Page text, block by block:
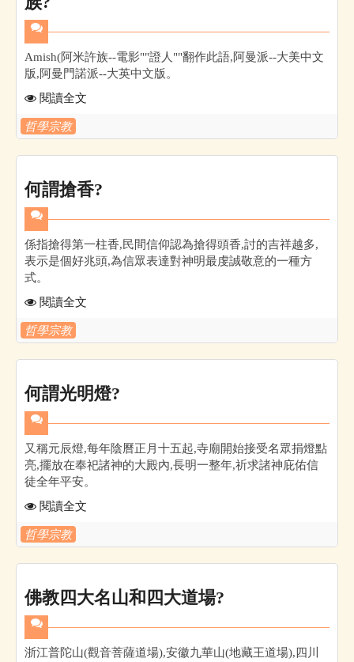
Amish(阿米許族--電影""證人""翻作此語,阿曼派--大美中文
版,阿曼門諾派--大英中文版。
閱讀全文
哲學宗教
何謂搶香?
係指搶得第一柱香,民間信仰認為搶得頭香,討的吉祥越多,
表示是個好兆頭,為信眾表達對神明最虔誠敬意的一種方
式。
閱讀全文
哲學宗教
何謂光明燈?
又稱元辰燈,每年陰曆正月十五起,寺廟開始接受名眾捐燈點
亮,擺放在奉祀諸神的大殿內,長明一整年,祈求諸神庇佑信
徒全年平安。
閱讀全文
哲學宗教
佛教四大名山和四大道場?
浙江普陀山(觀音菩薩道場),安徽九華山(地藏王道場),四川